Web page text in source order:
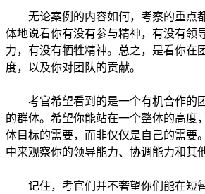
无论案例的内容如何，考察的重点
体地说看你有没有参与精神，有没有领
力，有没有牺牲精神。总之，是看你在
度，以及你对团队的贡献。
考官希望看到的是一个有机合作的
的群体。希望你能站在一个整体的高度
体目标的需要，而非仅仅是自己的需要
中来观察你的领导能力、协调能力和其
记住，考官们并不奢望你们能在短